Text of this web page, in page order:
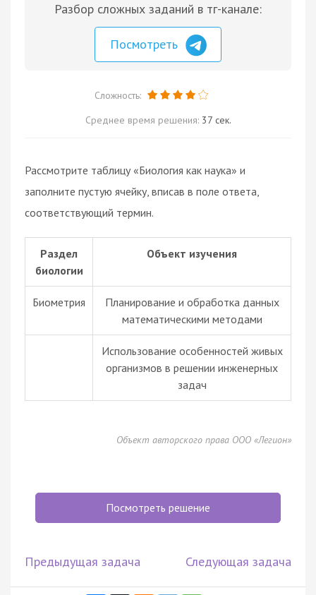
Разбор сложных заданий в тг-канале:
Посмотреть
Сложность:
Среднее время решения: 37 сек.
Рассмотрите таблицу «Биология как наука» и
заполните пустую ячейку, вписав в поле ответа,
соответствующий термин.
Раздел
биологии
Объект изучения
Биометрия
Планирование и обработка данных
математическими методами
Использование особенностей живых
организмов в решении инженерных
задач
Объект авторского права ООО «Легион»
Посмотреть решение
Предыдущая задача Следующая задача